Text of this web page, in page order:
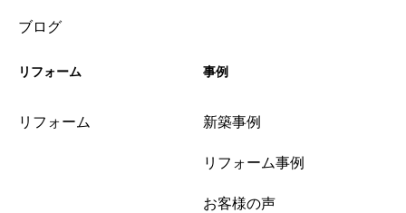
ブログ
リフォーム
リフォーム
事例
新築事例
リフォーム事例
お客様の声